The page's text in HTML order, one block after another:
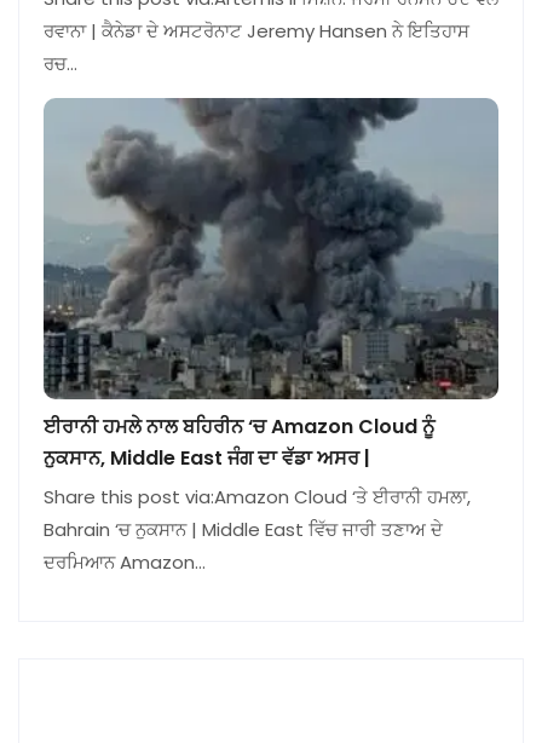
ਰਵਾਨਾ | ਕੈਨੇਡਾ ਦੇ ਅਸਟਰੋਨਾਟ Jeremy Hansen ਨੇ ਇਤਿਹਾਸ
ਰਚ…
ਈਰਾਨੀ ਹਮਲੇ ਨਾਲ ਬਹਿਰੀਨ ‘ਚ Amazon Cloud ਨੂੰ
ਨੁਕਸਾਨ, Middle East ਜੰਗ ਦਾ ਵੱਡਾ ਅਸਰ |
Share this post via:Amazon Cloud ‘ਤੇ ਈਰਾਨੀ ਹਮਲਾ,
Bahrain ‘ਚ ਨੁਕਸਾਨ | Middle East ਵਿੱਚ ਜਾਰੀ ਤਣਾਅ ਦੇ
ਦਰਮਿਆਨ Amazon…